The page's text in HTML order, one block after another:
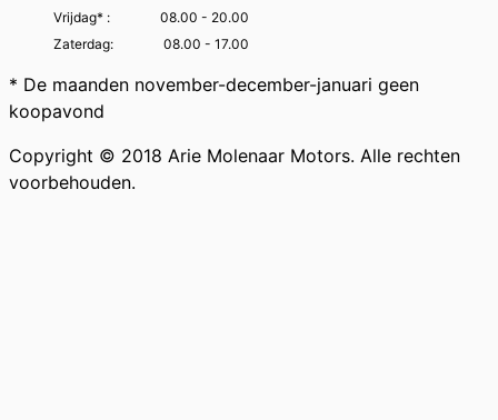
Vrijdag* :
08.00 - 20.00
Zaterdag:
08.00 - 17.00
* De maanden november-december-januari geen
koopavond
Copyright © 2018 Arie Molenaar Motors. Alle rechten
voorbehouden.